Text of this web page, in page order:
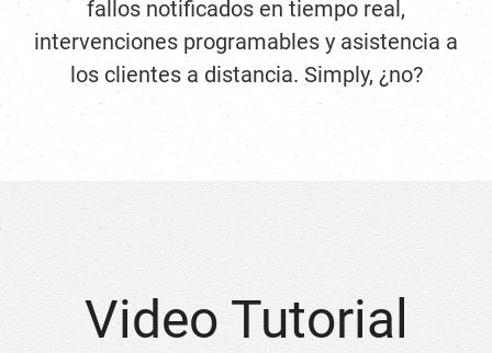
fallos notificados en tiempo real,
intervenciones programables y asistencia a
los clientes a distancia. Simply, ¿no?
Video Tutorial